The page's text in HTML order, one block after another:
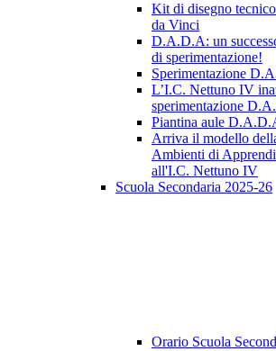
Kit di disegno
da Vinci
D.A.D.A: un
di sperimentazione!
Sperimentazione
L’I.C. Nettuno IV
sperimentazione
Piantina aule
Arriva il modello
Ambienti di
all'I.C. Nettuno IV
Scuola Secondaria 2025-26
Orario Scuola